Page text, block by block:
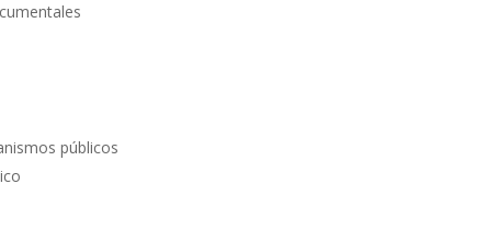
públicos